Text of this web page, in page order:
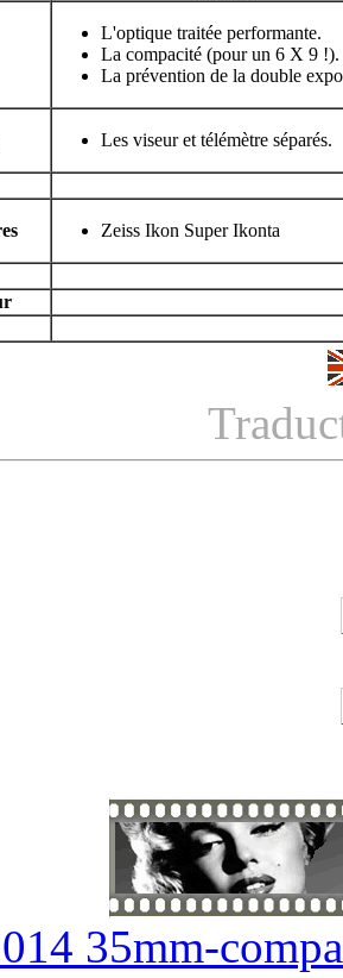
L'optique traitée performante.
La compacité (pour un 6 X 9 !).
La prévention de la double
Les viseur et télémètre séparés.
Zeiss Ikon Super Ikonta
35mm-